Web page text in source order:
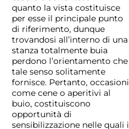
quanto la vista costituisce
per esse il principale punto
di riferimento, dunque
trovandosi all’interno di una
stanza totalmente buia
perdono l’orientamento che
tale senso solitamente
fornisce. Pertanto, occasioni
come cene o aperitivi al
buio, costituiscono
opportunità di
sensibilizzazione nelle quali i